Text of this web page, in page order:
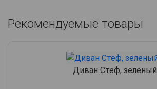
Рекомендуемые товары
Диван Стеф, зеленый